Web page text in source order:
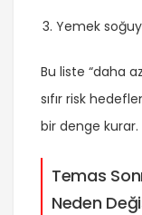
Yemek
Bu liste “daha
sıfır risk
bir denge kurar.
Temas
Neden